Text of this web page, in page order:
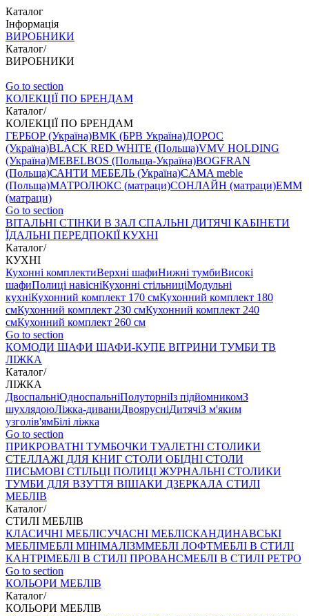
Каталог
Інформація
ВИРОБНИКИ
Каталог/
ВИРОБНИКИ
Go to section
КОЛЕКЦІЇ ПО БРЕНДАМ
Каталог/
КОЛЕКЦІЇ ПО БРЕНДАМ
ГЕРБОР (Україна)ВМК (БРВ Україна)ДОРОС
(Україна)BLACK RED WHITE (Польща)VMV HOLDING
(Україна)MEBELBOS (Польща-Україна)BOGFRAN
(Польща)САНТИ МЕБЕЛЬ (Україна)CAMA meble
(Польща)МАТРОЛЮКС (матраци)СОНЛАЙН (матраци)EMM
(матраци)
Go to section
ВIТАЛЬНI СТІНКИ В ЗАЛ СПАЛЬНІ ДИТЯЧІ КАБІНЕТИ
ЇДАЛЬНI ПЕРЕДПОКІЇ КУХНІ
Каталог/
КУХНІ
Кухонні комплектиВерхні шафиНижні тумбиВисокі
шафиПолиці навісніКухонні стільниціМодульні
кухніКухонний комплект 170 смКухонний комплект 180
смКухонний комплект 230 смКухонний комплект 240
смКухонний комплект 260 см
Go to section
КОМОДИ ШАФИ ШАФИ-КУПЕ ВІТРИНИ ТУМБИ ТВ
ЛІЖКА
Каталог/
ЛІЖКА
ДвоспальніОдноспальніПолуторніІз підйомникомЗ
шухлядоюЛіжка-диваниДвоярусніДитячіЗ м'яким
узголів'ямБілі ліжка
Go to section
ПРИКРОВАТНІ ТУМБОЧКИ ТУАЛЕТНІ СТОЛИКИ
СТЕЛЛАЖІ ДЛЯ КНИГ СТОЛИ ОБІДНІ СТОЛИ
ПИСЬМОВІ СТІЛЬЦI ПОЛИЦІ ЖУРНАЛЬНІ СТОЛИКИ
ТУМБИ ДЛЯ ВЗУТТЯ ВІШАКИ ДЗЕРКАЛА СТИЛІ
МЕБЛІВ
Каталог/
СТИЛІ МЕБЛІВ
КЛАСИЧНІ МЕБЛІСУЧАСНІ МЕБЛІСКАНДИНАВСЬКІ
МЕБЛІМЕБЛІ МІНІМАЛІЗММЕБЛІ ЛОФТМЕБЛІ В СТИЛІ
КАНТРІМЕБЛІ В СТИЛІ ПРОВАНСМЕБЛІ В СТИЛІ РЕТРО
Go to section
КОЛЬОРИ МЕБЛІВ
Каталог/
КОЛЬОРИ МЕБЛІВ